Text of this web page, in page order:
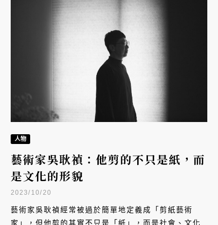
人物
藝術家吳耿禎：他剪的不只是紙，而
是文化的形貌
2023/10/20
藝術家吳耿禎經常被過於簡單地定義成「剪紙藝術
家」，但他剪的其實不只是「紙」，而是社會、文化